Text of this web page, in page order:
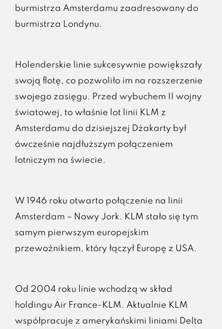
burmistrza Amsterdamu zaadresowany do
burmistrza Londynu.
Holenderskie linie sukcesywnie powiększały
swoją flotę, co pozwoliło im na rozszerzenie
swojego zasięgu. Przed wybuchem II wojny
światowej, to właśnie lot linii KLM z
Amsterdamu do dzisiejszej Dżakarty był
ówcześnie najdłuższym połączeniem
lotniczym na świecie.
W 1946 roku otwarto połączenie na linii
Amsterdam – Nowy Jork. KLM stało się tym
samym pierwszym europejskim
przewoźnikiem, który łączył Europę z USA.
Od 2004 roku linie wchodzą w skład
holdingu Air France-KLM. Aktualnie KLM
współpracuje z amerykańskimi liniami Delta